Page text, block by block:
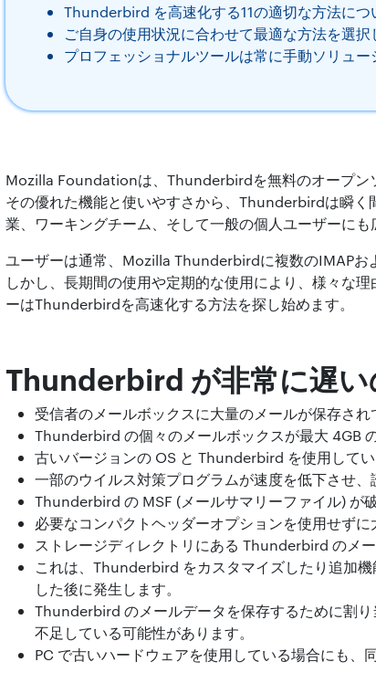
Thunderbird を高速化する11の適切な方法につ
ご自身の使用状況に合わせて最適な方法を選択
プロフェッショナルツールは常に手動ソリュー
Mozilla Foundationは、Thunderbirdを無料のオープン
その優れた機能と使いやすさから、Thunderbirdは瞬
業、ワーキングチーム、そして一般の個人ユーザーにも
ユーザーは通常、Mozilla Thunderbirdに複数のIMAPお
しかし、長期間の使用や定期的な使用により、様々な
ーはThunderbirdを高速化する方法を探し始めます。
Thunderbird が非常に遅い
受信者のメールボックスに大量のメールが保存され
Thunderbird の個々のメールボックスが最大 4GB
古いバージョンの OS と Thunderbird を使用してい
一部のウイルス対策プログラムが速度を低下させ、
Thunderbird の MSF (メールサマリーファイル) が
必要なコンパクトヘッダーオプションを使用せずに
ストレージディレクトリにある Thunderbird のメ
これは、Thunderbird をカスタマイズしたり追加
した後に発生します。
Thunderbird のメールデータを保存するために割
不足している可能性があります。
PC で古いハードウェアを使用している場合にも、